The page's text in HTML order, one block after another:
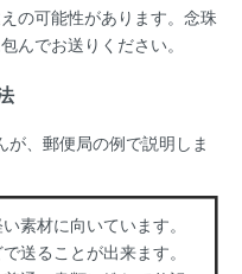
の可能性があります。念珠
んでお送りください。
、郵便局の例で説明しま
素材に向いています。
送ることが出来ます。